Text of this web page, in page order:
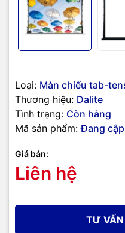
Loại: Màn chiếu tab-
Thương hiệu: Dalite
Tình trạng: Còn hàng
Mã sản phẩm: Đang
Giá bán:
Liên hệ
TƯ VẤN
Bảo hành